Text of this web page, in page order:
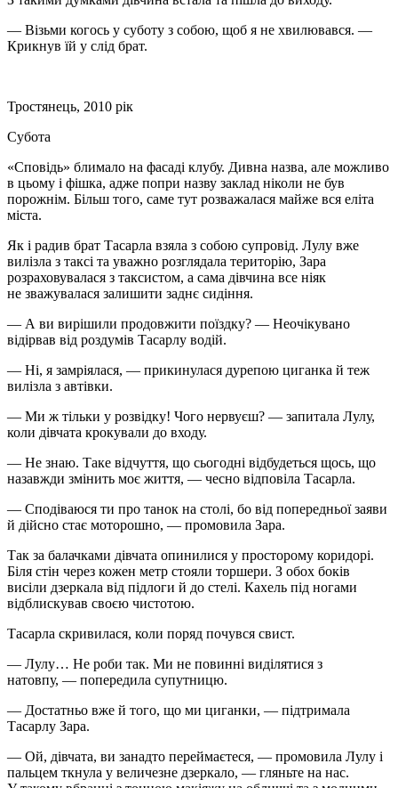
— Візьми когось у суботу з собою, щоб я не хвилювався. —
Крикнув їй у слід брат.
Тростянець, 2010 рік
Субота
«Сповідь» блимало на фасаді клубу. Дивна назва, але можливо
в цьому і фішка, адже попри назву заклад ніколи не був
порожнім. Більш того, саме тут розважалася майже вся еліта
міста.
Як і радив брат Тасарла взяла з собою супровід. Лулу вже
вилізла з таксі та уважно розглядала територію, Зара
розраховувалася з таксистом, а сама дівчина все ніяк
не зважувалася залишити заднє сидіння.
— А ви вирішили продовжити поїздку? — Неочікувано
відірвав від роздумів Тасарлу водій.
— Ні, я замріялася, — прикинулася дурепою циганка й теж
вилізла з автівки.
— Ми ж тільки у розвідку! Чого нервуєш? — запитала Лулу,
коли дівчата крокували до входу.
— Не знаю. Таке відчуття, що сьогодні відбудеться щось, що
назавжди змінить моє життя, — чесно відповіла Тасарла.
— Сподіваюся ти про танок на столі, бо від попередньої заяви
й дійсно стає моторошно, — промовила Зара.
Так за балачками дівчата опинилися у просторому коридорі.
Біля стін через кожен метр стояли торшери. З обох боків
висіли дзеркала від підлоги й до стелі. Кахель під ногами
відблискував своєю чистотою.
Тасарла скривилася, коли поряд почувся свист.
— Лулу… Не роби так. Ми не повинні виділятися з
натовпу, — попередила супутницю.
— Достатньо вже й того, що ми циганки, — підтримала
Тасарлу Зара.
— Ой, дівчата, ви занадто переймаєтеся, — промовила Лулу і
пальцем ткнула у величезне дзеркало, — гляньте на нас.